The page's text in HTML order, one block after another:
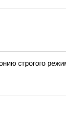
строгого